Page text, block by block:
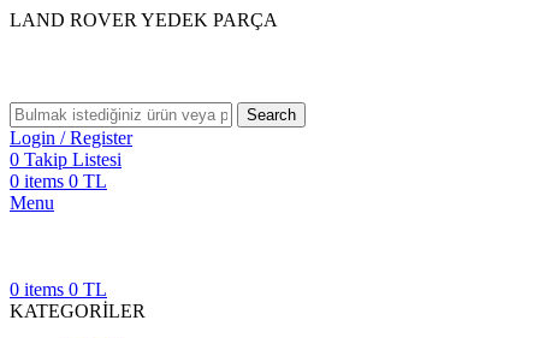
LAND ROVER YEDEK PARÇA
Search
Login / Register
0 Takip Listesi
0 items 0 TL
Menu
0 items 0 TL
KATEGORİLER